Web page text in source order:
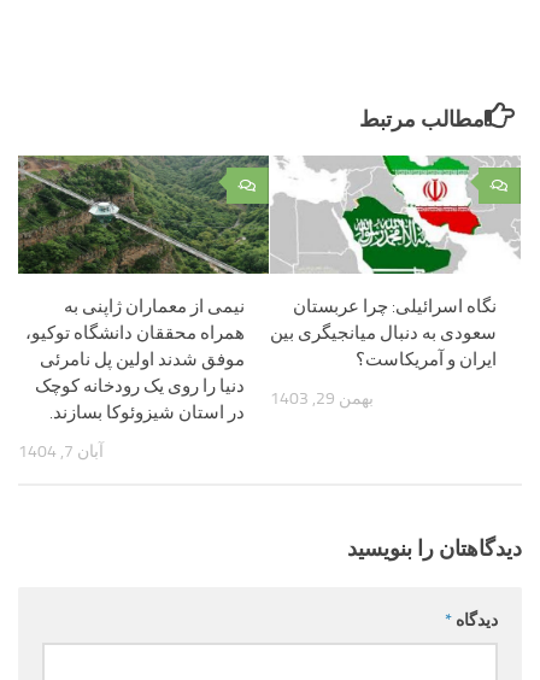
مطالب مرتبط
۰
نیمی از معماران ژاپنی به
همراه محققان دانشگاه توکیو،
موفق شدند اولین پل نامرئی
دنیا را روی یک رودخانه کوچک
در استان شیزوئوکا بسازند.
آبان 7, 1404
۰
نگاه اسرائیلی: چرا عربستان
سعودی به دنبال میانجیگری بین
ایران و آمریکاست؟
بهمن 29, 1403
دیدگاهتان را بنویسید
دیدگاه *